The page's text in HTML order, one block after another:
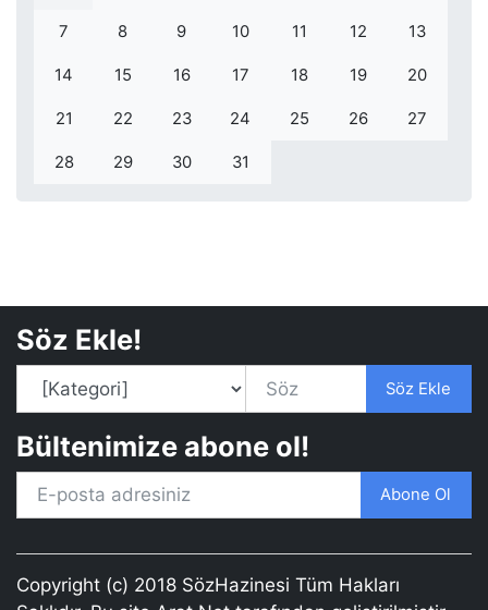
7 8 9 10 11 12 13
14 15 16 17 18 19 20
21 22 23 24 25 26 27
28 29 30 31
Söz Ekle!
Söz Ekle
Bültenimize abone ol!
Abone Ol
Copyright (c) 2018 SözHazinesi Tüm Hakları